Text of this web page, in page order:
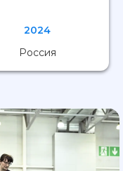
2024
Россия